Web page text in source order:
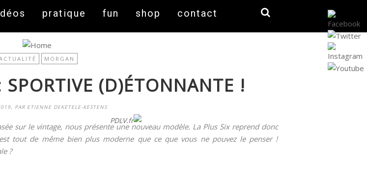
PDLV.fr
pratique fun shop contact
MORGAN
(D)ÉTONNANTE !
PAR ETIENNE DEKETELE-KESTENS
sur le vintage, nous présente une nouveau modèle. La Plus Six reprend donc
tout de même bien plus moderne que ce que vous ne pouvez le penser !
?